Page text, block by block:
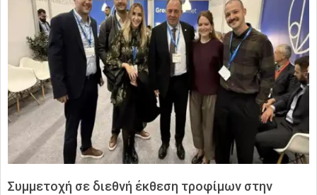
Συμμετοχή σε διεθνή έκθεση τροφίμων στην